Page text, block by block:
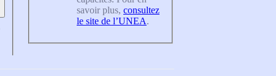
savoir plus, consultez
le site de l’UNEA.